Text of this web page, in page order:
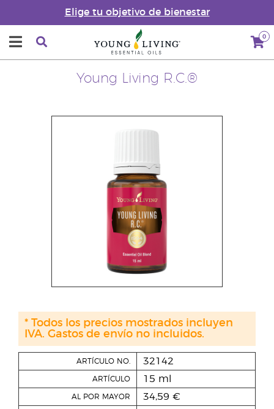
Elige tu objetivo de bienestar
0
Young Living R.C.®
ARTÍCULO NO. 32142
ARTÍCULO 15 ml
AL POR MAYOR 34,59 €
* Todos los precios mostrados incluyen
IVA. Gastos de envío no incluidos.